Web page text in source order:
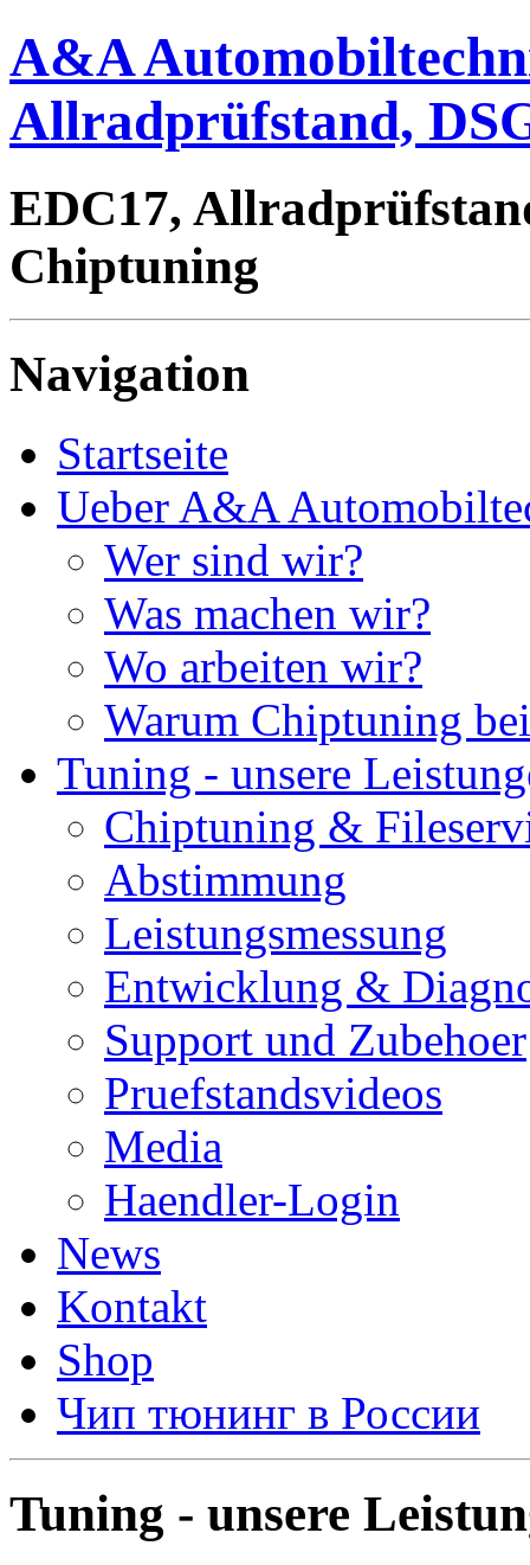
A&A
Allradprüfstand,
EDC17,
Chiptuning
Navigation
Startseite
Ueber A&A
Wer sind wir?
Was machen wir?
Wo arbeiten wir?
Warum Chiptuning
Tuning - unsere
Chiptuning &
Abstimmung
Leistungsmessung
Entwicklung &
Support und Zubehoer
Pruefstandsvideos
Media
Haendler-Login
News
Kontakt
Shop
Чип тюнинг в России
Tuning - unsere